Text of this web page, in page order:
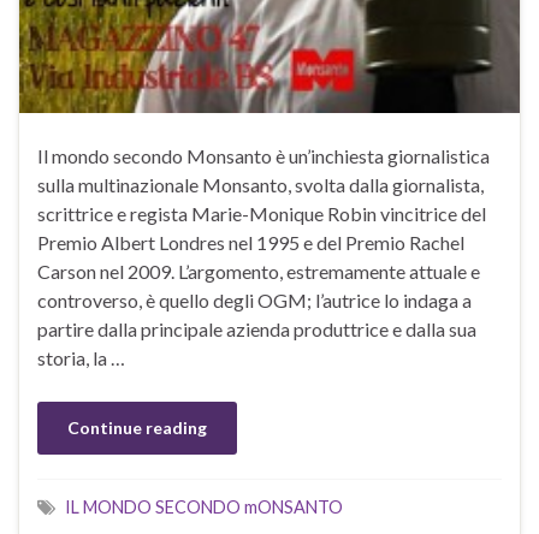
Il mondo secondo Monsanto è un’inchiesta giornalistica
sulla multinazionale Monsanto, svolta dalla giornalista,
scrittrice e regista Marie-Monique Robin vincitrice del
Premio Albert Londres nel 1995 e del Premio Rachel
Carson nel 2009. L’argomento, estremamente attuale e
controverso, è quello degli OGM; l’autrice lo indaga a
partire dalla principale azienda produttrice e dalla sua
storia, la …
Continue reading
IL MONDO SECONDO mONSANTO